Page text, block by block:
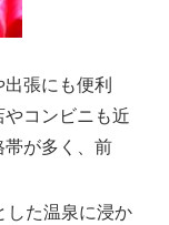
張にも便利
コンビニも近
帯が多く、前
た温泉に浸か